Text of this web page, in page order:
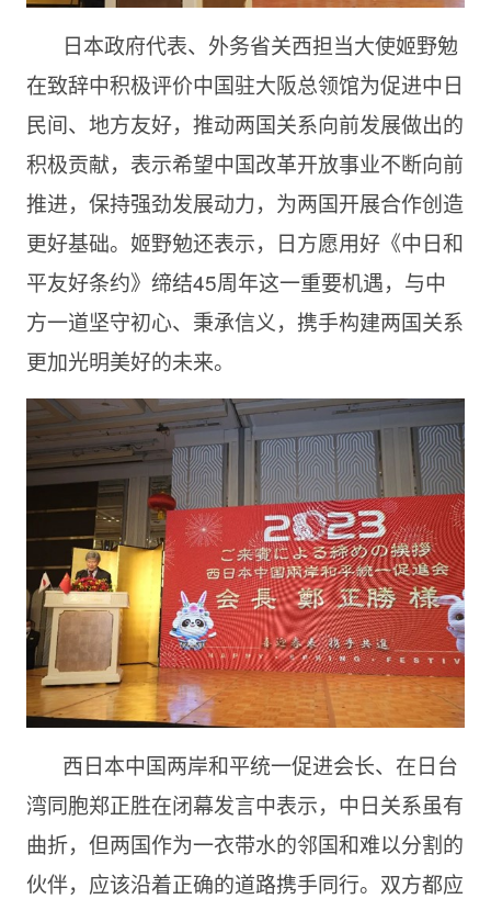
日本政府代表、外务省关西担当大使姬野勉
在致辞中积极评价中国驻大阪总领馆为促进中日
民间、地方友好，推动两国关系向前发展做出的
积极贡献，表示希望中国改革开放事业不断向前
推进，保持强劲发展动力，为两国开展合作创造
更好基础。姬野勉还表示，日方愿用好《中日和
平友好条约》缔结45周年这一重要机遇，与中
方一道坚守初心、秉承信义，携手构建两国关系
更加光明美好的未来。
西日本中国两岸和平统一促进会长、在日台
湾同胞郑正胜在闭幕发言中表示，中日关系虽有
曲折，但两国作为一衣带水的邻国和难以分割的
伙伴，应该沿着正确的道路携手同行。双方都应